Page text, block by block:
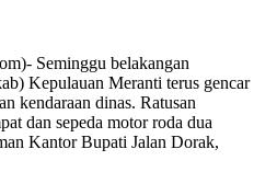
Seminggu belakangan
Kepulauan Meranti terus gencar
kendaraan dinas. Ratusan
dan sepeda motor roda dua
Kantor Bupati Jalan Dorak,